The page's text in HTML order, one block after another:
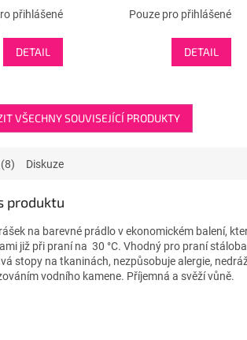
přihlášené
DETAIL
Pouze pro přihlášené
DETAIL
VŠECHNY SOUVISEJÍCÍ PRODUKTY
Diskuze
produktu
na barevné prádlo v ekonomickém balení,
již při praní na 30 °C. Vhodný pro praní
stopy na tkaninách, nezpůsobuje alergie,
vodního kamene. Příjemná a svěží vůně.